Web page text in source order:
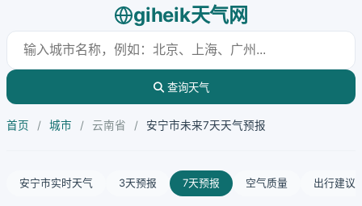
giheik天气网
查询天气
首页 / 城市 / 云南省 / 安宁市未来7天天气预报
安宁市实时天气 3天预报 7天预报 空气质量 出行建议